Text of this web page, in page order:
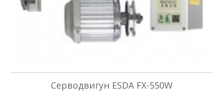
Серводвигун ESDA FX-550W